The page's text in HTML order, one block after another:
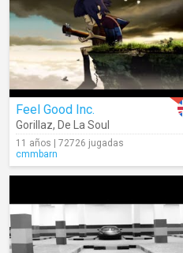
Feel Good Inc.
Gorillaz, De La Soul
11 años | 72726 jugadas
cmmbarn